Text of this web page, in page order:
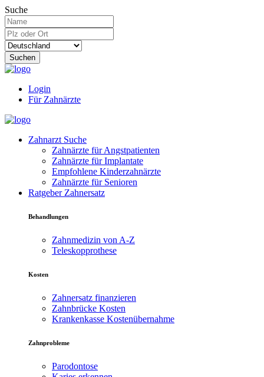
Suche
Suchen
Login
Für Zahnärzte
Zahnarzt Suche
Zahnärzte für Angstpatienten
Zahnärzte für Implantate
Empfohlene Kinderzahnärzte
Zahnärzte für Senioren
Ratgeber Zahnersatz
Behandlungen
Zahnmedizin von A-Z
Teleskopprothese
Kosten
Zahnersatz finanzieren
Zahnbrücke Kosten
Krankenkasse Kostenübernahme
Zahnprobleme
Parodontose